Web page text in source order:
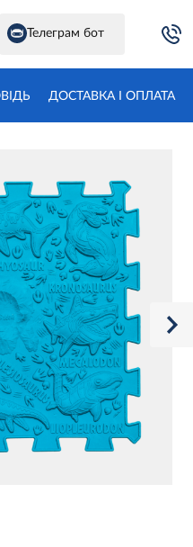
Телеграм бот
ДОСТАВКА І ОПЛАТА